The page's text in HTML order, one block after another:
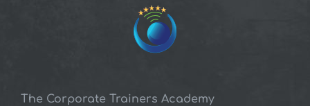
The Corporate Trainers Academy